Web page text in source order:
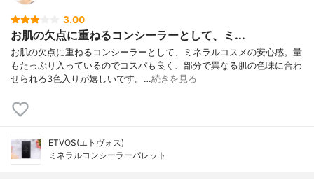
3.00
お肌の欠点に重ねるコンシーラーとして、ミ...
お肌の欠点に重ねるコンシーラーとして、ミネラルコスメの安心感。量
もたっぷり入っているのでコスパも良く、部分で異なる肌の色味に合わ
せられる3色入りが嬉しいです。…続きを見る
ETVOS(エトヴォス)
ミネラルコンシーラーパレット